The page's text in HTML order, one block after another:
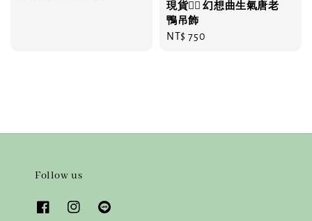
現貨❤️‍🔥 幻想曲生氣唐老
鴨吊飾
Regular
NT$ 750
Follow us